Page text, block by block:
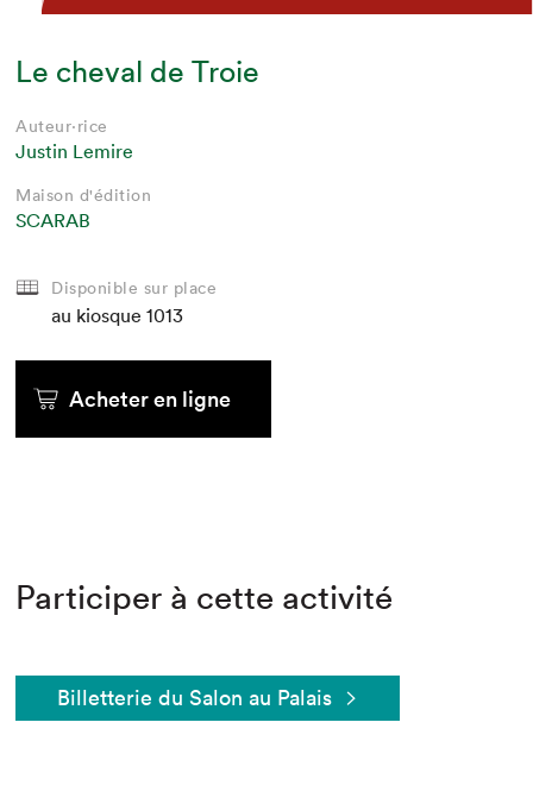
Le cheval de Troie
Auteur·rice
Justin Lemire
Maison d'édition
SCARAB
Disponible sur place
au kiosque 1013
Acheter en ligne
Participer à cette activité
Billetterie du Salon au Palais